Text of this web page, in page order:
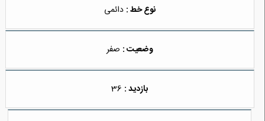
نوع خط : دائمی
وضعیت : صفر
بازدید :